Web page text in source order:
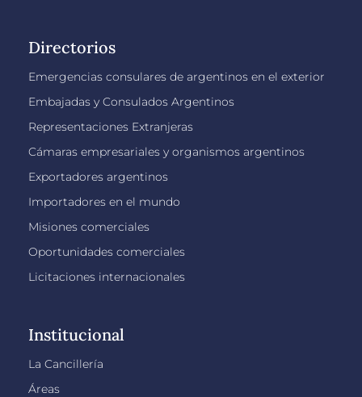
Directorios
Emergencias consulares de argentinos en el exterior
Embajadas y Consulados Argentinos
Representaciones Extranjeras
Cámaras empresariales y organismos argentinos
Exportadores argentinos
Importadores en el mundo
Misiones comerciales
Oportunidades comerciales
Licitaciones internacionales
Institucional
La Cancillería
Áreas